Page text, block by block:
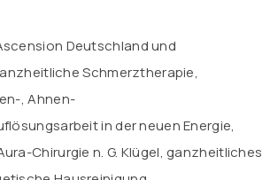
Deutschland und
Schmerztherapie,
, Ahnen-
in der neuen Energie,
Chirurgie n. G. Klügel, ganzheitliches